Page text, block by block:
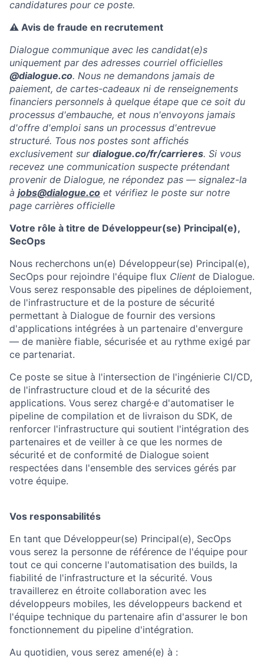
candidatures pour ce poste.
⚠️ Avis de fraude en recrutement
Dialogue communique avec les candidat(e)s
uniquement par des adresses courriel officielles
@dialogue.co. Nous ne demandons jamais de
paiement, de cartes-cadeaux ni de renseignements
financiers personnels à quelque étape que ce soit du
processus d'embauche, et nous n'envoyons jamais
d'offre d'emploi sans un processus d'entrevue
structuré. Tous nos postes sont affichés
exclusivement sur dialogue.co/fr/carrieres. Si vous
recevez une communication suspecte prétendant
provenir de Dialogue, ne répondez pas — signalez-la
à jobs@dialogue.co et vérifiez le poste sur notre
page carrières officielle
Votre rôle à titre de Développeur(se) Principal(e),
SecOps
Nous recherchons un(e) Développeur(se) Principal(e),
SecOps pour rejoindre l'équipe flux Client de Dialogue.
Vous serez responsable des pipelines de déploiement,
de l'infrastructure et de la posture de sécurité
permettant à Dialogue de fournir des versions
d'applications intégrées à un partenaire d'envergure
— de manière fiable, sécurisée et au rythme exigé par
ce partenariat.
Ce poste se situe à l'intersection de l'ingénierie CI/CD,
de l'infrastructure cloud et de la sécurité des
applications. Vous serez chargé·e d'automatiser le
pipeline de compilation et de livraison du SDK, de
renforcer l'infrastructure qui soutient l'intégration des
partenaires et de veiller à ce que les normes de
sécurité et de conformité de Dialogue soient
respectées dans l'ensemble des services gérés par
votre équipe.
Vos responsabilités
En tant que Développeur(se) Principal(e), SecOps
vous serez la personne de référence de l'équipe pour
tout ce qui concerne l'automatisation des builds, la
fiabilité de l'infrastructure et la sécurité. Vous
travaillerez en étroite collaboration avec les
développeurs mobiles, les développeurs backend et
l'équipe technique du partenaire afin d'assurer le bon
fonctionnement du pipeline d'intégration.
Au quotidien, vous serez amené(e) à :